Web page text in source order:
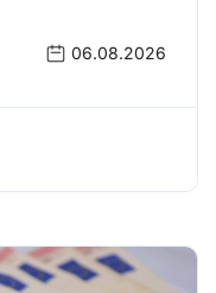
06.08.2026